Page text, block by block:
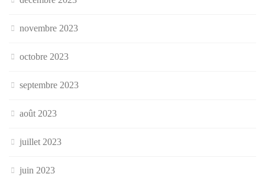
novembre 2023
octobre 2023
septembre 2023
août 2023
juillet 2023
juin 2023